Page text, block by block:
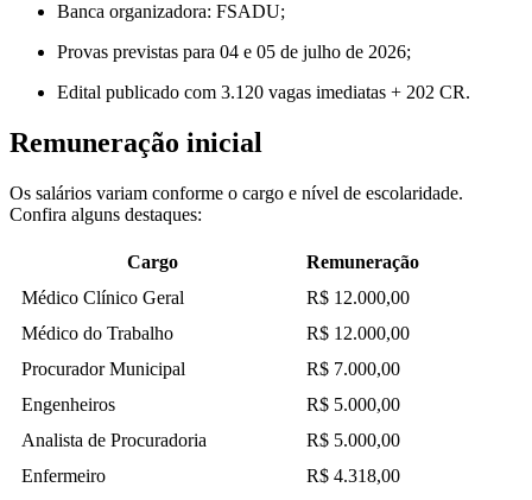
Banca organizadora: FSADU;
Provas previstas para 04 e 05 de julho de 2026;
Edital publicado com 3.120 vagas imediatas + 202 CR.
Remuneração inicial
Os salários variam conforme o cargo e nível de escolaridade.
Confira alguns destaques:
Cargo
Remuneração
Médico Clínico Geral
R$ 12.000,00
Médico do Trabalho
R$ 12.000,00
Procurador Municipal
R$ 7.000,00
Engenheiros
R$ 5.000,00
Analista de Procuradoria
R$ 5.000,00
Enfermeiro
R$ 4.318,00